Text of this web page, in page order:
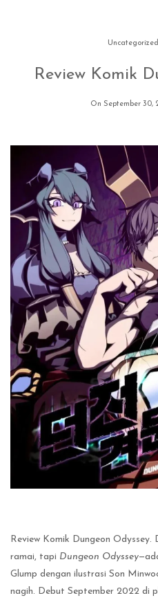
Uncategorized
Review Komik
On September 30,
Review Komik Dungeon Odyssey.
ramai, tapi Dungeon Odyssey
Glump dengan ilustrasi Son
nagih. Debut September 2022 di